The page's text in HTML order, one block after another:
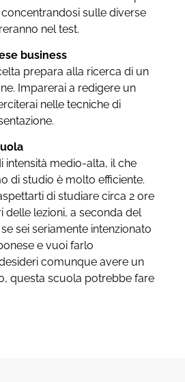
concentrandosi sulle diverse
nel test.
business
prepara alla ricerca di un
Imparerai a redigere un
nelle tecniche di
intensità medio-alta, il che
di studio è molto efficiente.
di studiare circa 2 ore
delle lezioni, a seconda del
sei seriamente intenzionato
e vuoi farlo
comunque avere un
questa scuola potrebbe fare